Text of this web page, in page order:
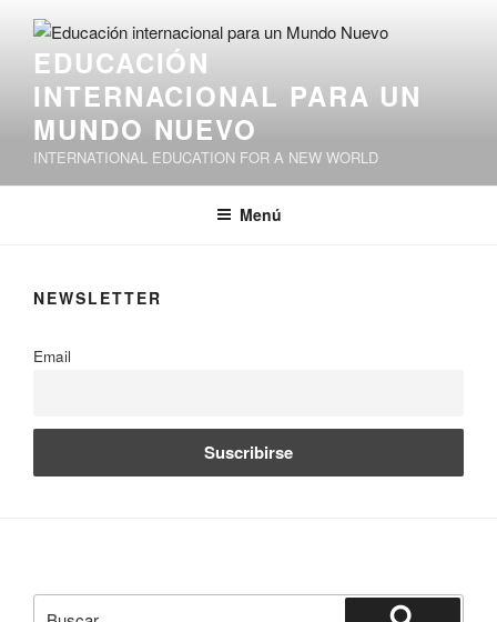
contenidoEDUCACIÓN
INTERNACIONAL PARA UN
MUNDO NUEVO
INTERNATIONAL EDUCATION FOR A NEW WORLD
Menú
NEWSLETTER
Email